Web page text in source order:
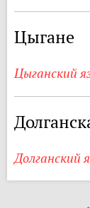
Цыгане
Цыганский
Долганский